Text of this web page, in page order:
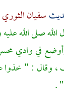
سفيان الثوري
صلى الله
فيوادي
، وقال : " خذوا